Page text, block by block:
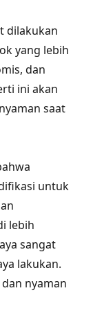
dilakukan
yang lebih
dan
ini akan
saat
untuk
lebih
sangat
lakukan.
nyaman